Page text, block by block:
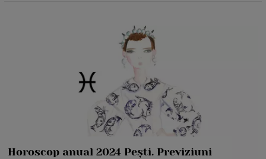
Horoscop anual 2024 Pești. Previziuni